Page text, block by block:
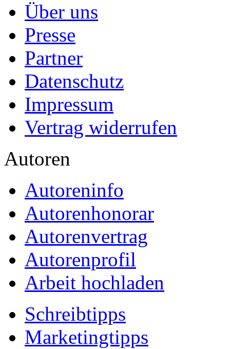
Über uns
Presse
Partner
Datenschutz
Impressum
Vertrag widerrufen
Autoren
Autoreninfo
Autorenhonorar
Autorenvertrag
Autorenprofil
Arbeit hochladen
Schreibtipps
Marketingtipps